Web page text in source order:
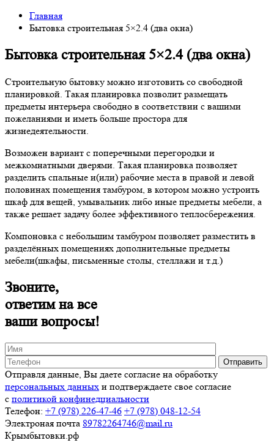
Главная
Бытовка строительная 5×2.4 (два окна)
Бытовка строительная 5×2.4 (два окна)
Строительную бытовку можно изготовить со свободной
планировкой. Такая планировка позволит размещать
предметы интерьера свободно в соответствии с вашими
пожеланиями и иметь больше простора для
жизнедеятельности.
Возможен вариант с поперечными перегородки и
межкомнатными дверями. Такая планировка позволяет
разделить спальные и(или) рабочие места в правой и левой
половинах помещения тамбуром, в котором можно устроить
шкаф для вещей, умывальник либо иные предметы мебели, а
также решает задачу более эффективного теплосбережения.
Компоновка с небольшим тамбуром позволяет разместить в
разделённых помещениях дополнительные предметы
мебели(шкафы, письменные столы, стеллажи и т.д.)
Звоните,
ответим на все
ваши вопросы!
Отправля данные, Вы даете согласие на обработку
персональных данных и подтверждаете свое согласие
с политикой конфинедциальности
Телефон: +7 (978) 226-47-46 +7 (978) 048-12-54
Электроная почта 89782264746@mail.ru
Крымбытовки .рф